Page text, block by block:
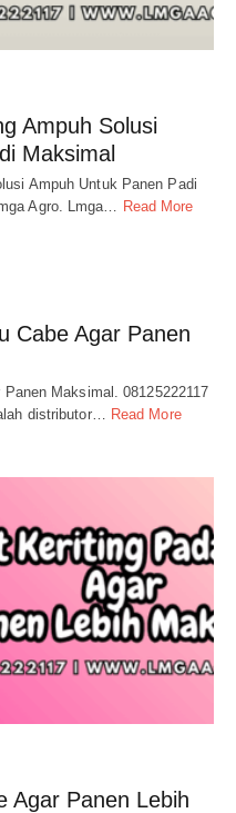
Ampuh Solusi
Maksimal
Ampuh Untuk Panen Padi
Agro. Lmga… Read More
Cabe Agar Panen
Maksimal. 08125222117
distributor… Read More
Agar Panen Lebih